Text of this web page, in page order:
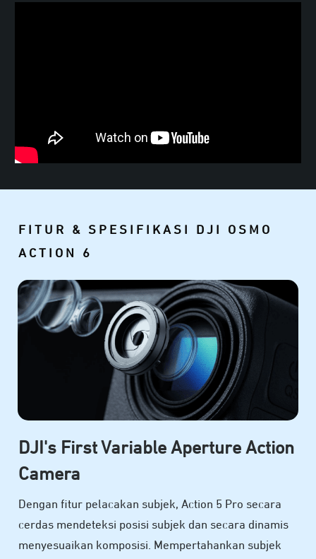
FITUR & SPESIFIKASI DJI OSMO
ACTION 6
DJI's First Variable Aperture Action
Camera
Dengan fitur pelacakan subjek, Action 5 Pro secara
cerdas mendeteksi posisi subjek dan secara dinamis
menyesuaikan komposisi. Mempertahankan subjek